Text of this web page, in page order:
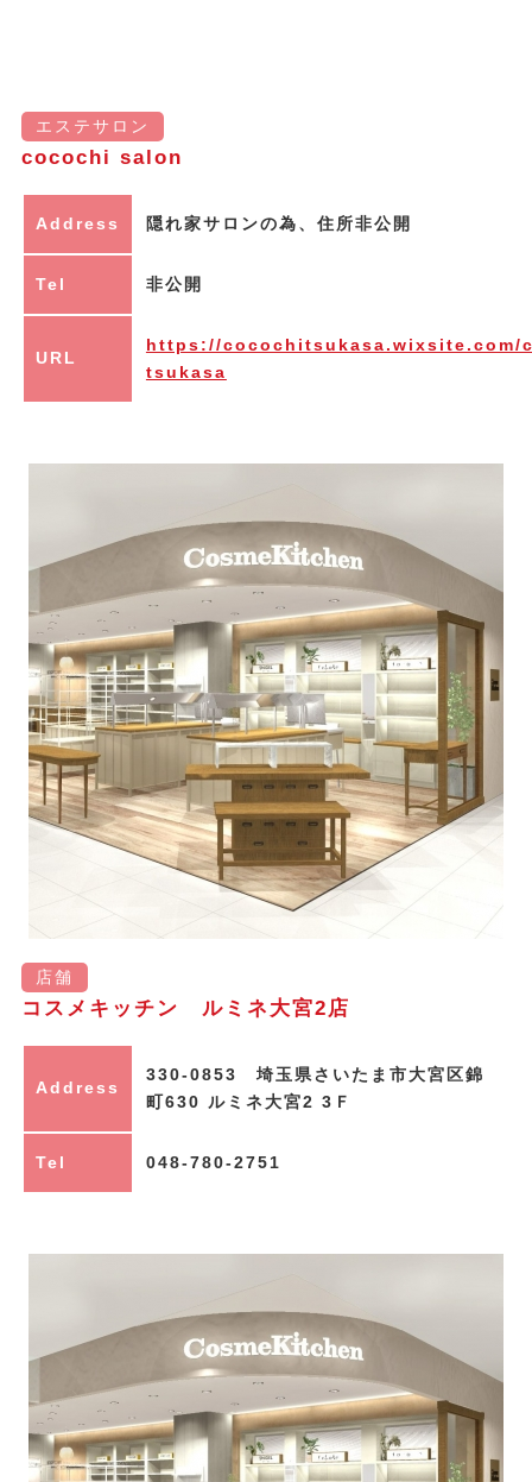
エステサロン
cocochi salon
Address 隠れ家サロンの為、住所非公開
Tel 非公開
URL
https://cocochitsukasa.wixsite.com/
tsukasa
店舗
コスメキッチン ルミネ大宮2店
Address
330-0853 埼玉県さいたま市大宮区錦
町630 ルミネ大宮2 3Ｆ
Tel 048-780-2751